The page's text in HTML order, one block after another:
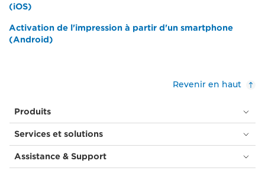
(iOS)
Activation de l'impression à partir d'un smartphone
(Android)
Revenir en haut
Produits
Services et solutions
Assistance & Support